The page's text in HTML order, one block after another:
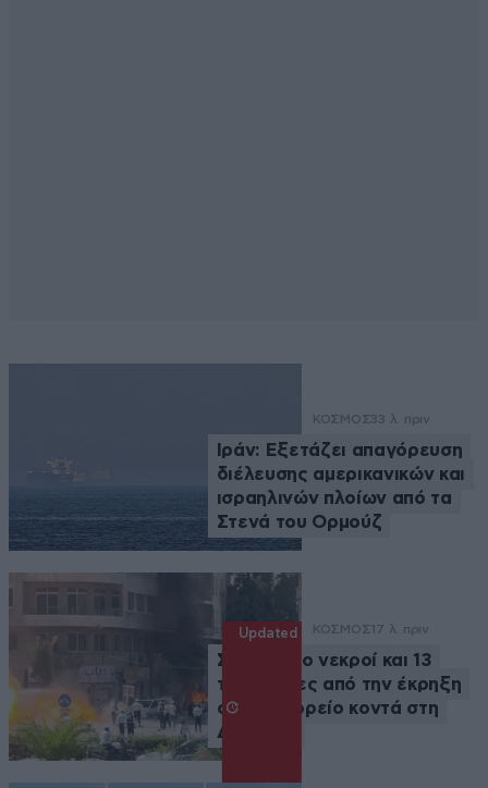
ΚΟΣΜΟΣ33 λ. πριν
Ιράν: Εξετάζει απαγόρευση
διέλευσης αμερικανικών και
ισραηλινών πλοίων από τα
Στενά του Ορμούζ
Updated ΚΟΣΜΟΣ 17 λ. πριν
Συρία: Δύο νεκροί και 13
τραυματίες από την έκρηξη
σε λεωφορείο κοντά στη
Δαμασκό